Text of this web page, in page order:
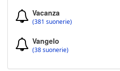
Vacanza
(381 suonerie)
Vangelo
(38 suonerie)